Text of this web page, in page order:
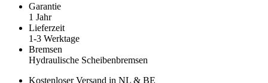
Garantie
1 Jahr
Lieferzeit
1-3 Werktage
Bremsen
Hydraulische Scheibenbremsen
Kostenloser Versand in NL & BE